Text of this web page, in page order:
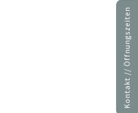
Kontakt // Öffnungszeiten